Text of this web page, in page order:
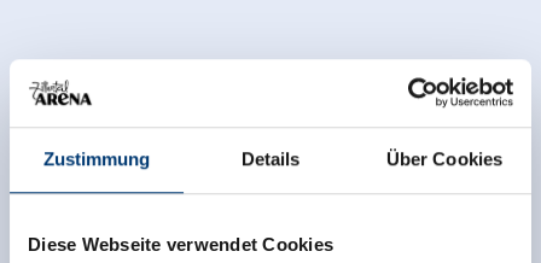
Zustimmung Details Über Cookies
Diese Webseite verwendet Cookies